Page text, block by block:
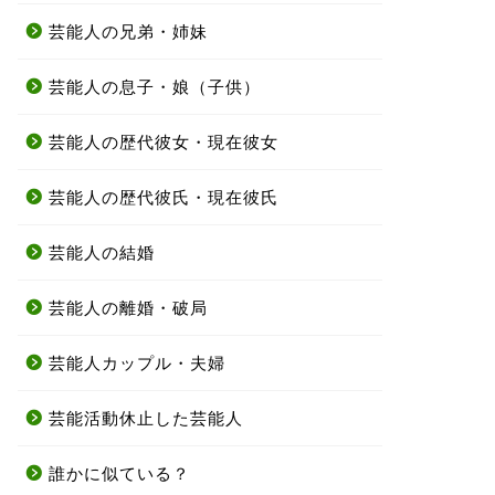
芸能人の兄弟・姉妹
芸能人の息子・娘（子供）
芸能人の歴代彼女・現在彼女
芸能人の歴代彼氏・現在彼氏
芸能人の結婚
芸能人の離婚・破局
芸能人カップル・夫婦
芸能活動休止した芸能人
誰かに似ている？